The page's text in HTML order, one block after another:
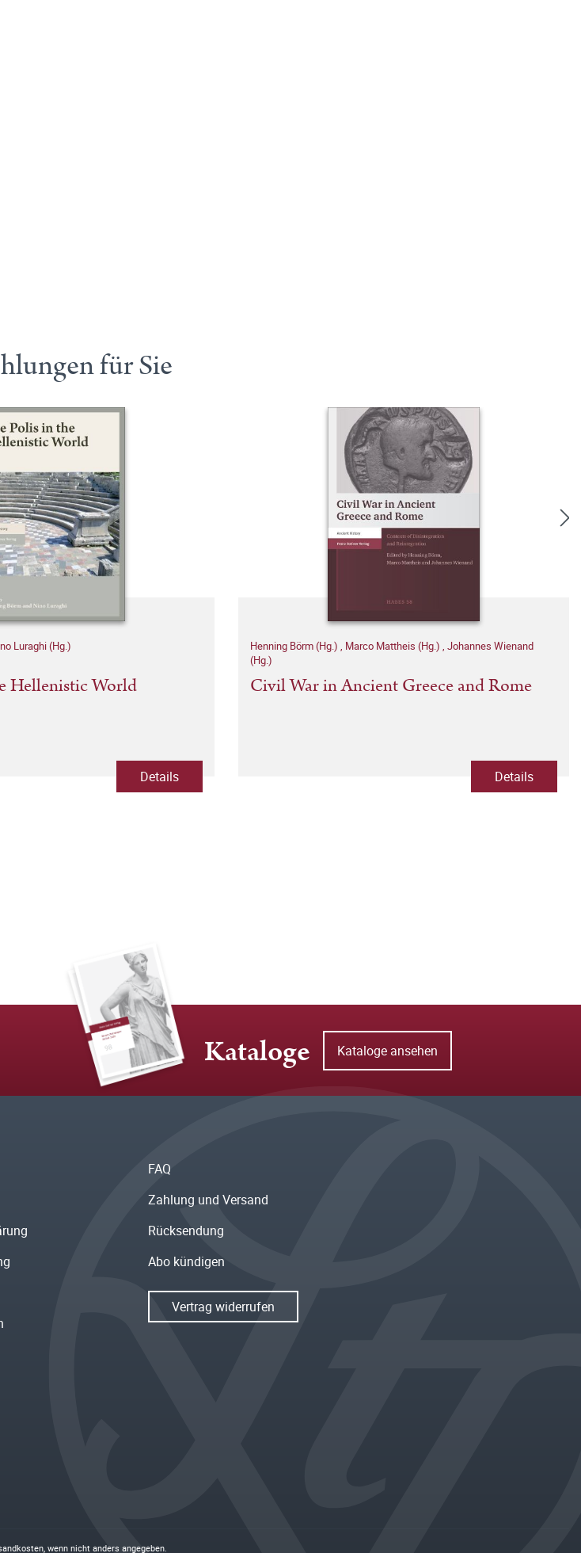
für Sie
Luraghi (Hg.)
Hellenistic World
Details
Henning Börm (Hg.) , Marco Mattheis (Hg.) , Johannes Wienand
(Hg.)
Civil War in Ancient Greece and Rome
Details
Kataloge Kataloge ansehen
FAQ
Zahlung und Versand
Rücksendung
Abo kündigen
Vertrag widerrufen
, wenn nicht anders angegeben.